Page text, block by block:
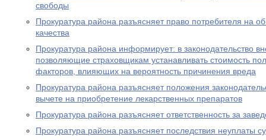
свободы
Прокуратура района разъясняет право потребителя на
качества
Прокуратура района информирует: в законодательство
позволяющие страховщикам устанавливать стоимость
факторов, влияющих на вероятность причинения вреда
Прокуратура района разъясняет положения
вычете на приобретение лекарственных препаратов
Прокуратура района разъясняет ответственность за
Прокуратура района разъясняет последствия неуплаты